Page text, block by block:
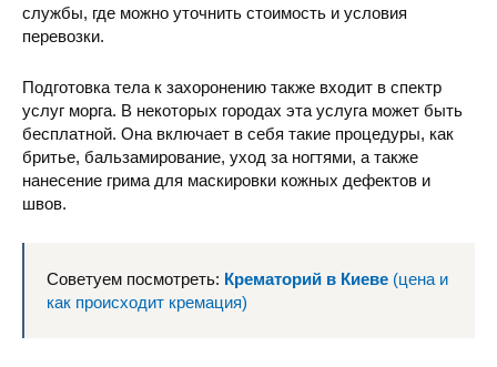
службы, где можно уточнить стоимость и условия
перевозки.
Подготовка тела к захоронению также входит в спектр
услуг морга. В некоторых городах эта услуга может быть
бесплатной. Она включает в себя такие процедуры, как
бритье, бальзамирование, уход за ногтями, а также
нанесение грима для маскировки кожных дефектов и
швов.
Советуем посмотреть: Крематорий в Киеве (цена и
как происходит кремация)